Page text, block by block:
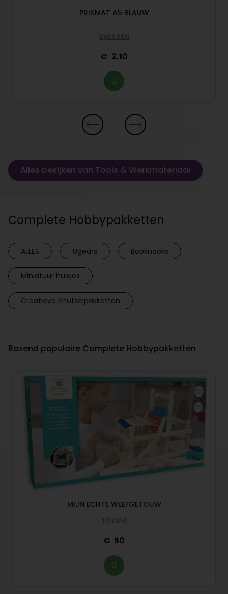
PRIKMAT A5 BLAUW
VAESSEN
2,10
Alles bekijken van Tools & Werkmateriaal
Complete Hobbypakketten
ALLES Ugears Booknooks
Miniatuur huisjes
Creatieve Knutselpakketten
Razend populaire Complete Hobbypakketten
MIJN ECHTE WEEFGETOUW
TOOPIZ
50